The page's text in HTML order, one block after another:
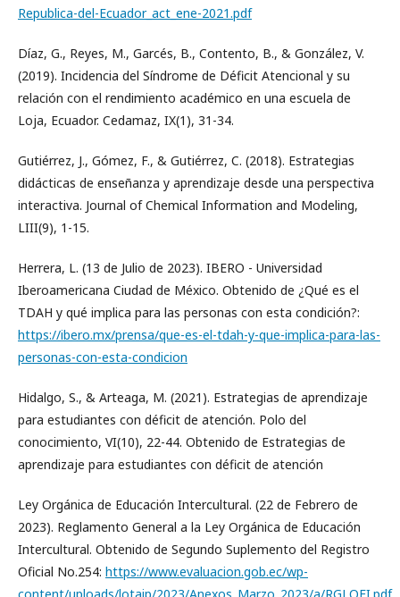
Republica-del-Ecuador_act_ene-2021.pdf
Díaz, G., Reyes, M., Garcés, B., Contento, B., & González, V.
(2019). Incidencia del Síndrome de Déficit Atencional y su
relación con el rendimiento académico en una escuela de
Loja, Ecuador. Cedamaz, IX(1), 31-34.
Gutiérrez, J., Gómez, F., & Gutiérrez, C. (2018). Estrategias
didácticas de enseñanza y aprendizaje desde una perspectiva
interactiva. Journal of Chemical Information and Modeling,
LIII(9), 1-15.
Herrera, L. (13 de Julio de 2023). IBERO - Universidad
Iberoamericana Ciudad de México. Obtenido de ¿Qué es el
TDAH y qué implica para las personas con esta condición?:
https://ibero.mx/prensa/que-es-el-tdah-y-que-implica-para-las-
personas-con-esta-condicion
Hidalgo, S., & Arteaga, M. (2021). Estrategias de aprendizaje
para estudiantes con déficit de atención. Polo del
conocimiento, VI(10), 22-44. Obtenido de Estrategias de
aprendizaje para estudiantes con déficit de atención
Ley Orgánica de Educación Intercultural. (22 de Febrero de
2023). Reglamento General a la Ley Orgánica de Educación
Intercultural. Obtenido de Segundo Suplemento del Registro
Oficial No.254: https://www.evaluacion.gob.ec/wp-
content/uploads/lotaip/2023/Anexos_Marzo_2023/a/RGLOEI.pdf